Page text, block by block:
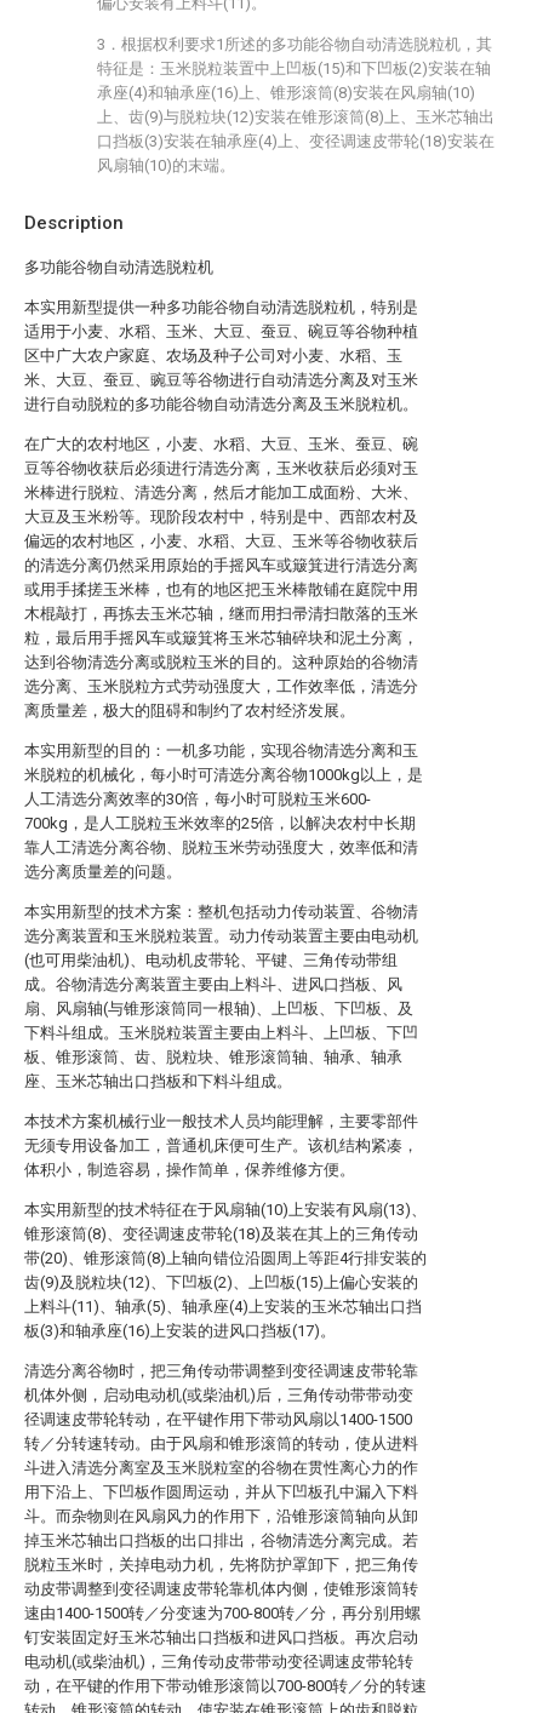
Description
多功能谷物自动清选脱粒机
本实用新型提供一种多功能谷物自动清选脱粒机，特别是
适用于小麦、水稻、玉米、大豆、蚕豆、碗豆等谷物种植
区中广大农户家庭、农场及种子公司对小麦、水稻、玉
米、大豆、蚕豆、豌豆等谷物进行自动清选分离及对玉米
进行自动脱粒的多功能谷物自动清选分离及玉米脱粒机。
在广大的农村地区，小麦、水稻、大豆、玉米、蚕豆、碗
豆等谷物收获后必须进行清选分离，玉米收获后必须对玉
米棒进行脱粒、清选分离，然后才能加工成面粉、大米、
大豆及玉米粉等。现阶段农村中，特别是中、西部农村及
偏远的农村地区，小麦、水稻、大豆、玉米等谷物收获后
的清选分离仍然采用原始的手摇风车或簸箕进行清选分离
或用手揉搓玉米棒，也有的地区把玉米棒散铺在庭院中用
木棍敲打，再拣去玉米芯轴，继而用扫帚清扫散落的玉米
粒，最后用手摇风车或簸箕将玉米芯轴碎块和泥土分离，
达到谷物清选分离或脱粒玉米的目的。这种原始的谷物清
选分离、玉米脱粒方式劳动强度大，工作效率低，清选分
离质量差，极大的阻碍和制约了农村经济发展。
本实用新型的目的：一机多功能，实现谷物清选分离和玉
米脱粒的机械化，每小时可清选分离谷物1000kg以上，是
人工清选分离效率的30倍，每小时可脱粒玉米600-
700kg，是人工脱粒玉米效率的25倍，以解决农村中长期
靠人工清选分离谷物、脱粒玉米劳动强度大，效率低和清
选分离质量差的问题。
本实用新型的技术方案：整机包括动力传动装置、谷物清
选分离装置和玉米脱粒装置。动力传动装置主要由电动机
(也可用柴油机)、电动机皮带轮、平键、三角传动带组
成。谷物清选分离装置主要由上料斗、进风口挡板、风
扇、风扇轴(与锥形滚筒同一根轴)、上凹板、下凹板、及
下料斗组成。玉米脱粒装置主要由上料斗、上凹板、下凹
板、锥形滚筒、齿、脱粒块、锥形滚筒轴、轴承、轴承
座、玉米芯轴出口挡板和下料斗组成。
本技术方案机械行业一般技术人员均能理解，主要零部件
无须专用设备加工，普通机床便可生产。该机结构紧凑，
体积小，制造容易，操作简单，保养维修方便。
本实用新型的技术特征在于风扇轴(10)上安装有风扇(13)、
锥形滚筒(8)、变径调速皮带轮(18)及装在其上的三角传动
带(20)、锥形滚筒(8)上轴向错位沿圆周上等距4行排安装的
齿(9)及脱粒块(12)、下凹板(2)、上凹板(15)上偏心安装的
上料斗(11)、轴承(5)、轴承座(4)上安装的玉米芯轴出口挡
板(3)和轴承座(16)上安装的进风口挡板(17)。
清选分离谷物时，把三角传动带调整到变径调速皮带轮靠
机体外侧，启动电动机(或柴油机)后，三角传动带带动变
径调速皮带轮转动，在平键作用下带动风扇以1400-1500
转／分转速转动。由于风扇和锥形滚筒的转动，使从进料
斗进入清选分离室及玉米脱粒室的谷物在贯性离心力的作
用下沿上、下凹板作圆周运动，并从下凹板孔中漏入下料
斗。而杂物则在风扇风力的作用下，沿锥形滚筒轴向从卸
掉玉米芯轴出口挡板的出口排出，谷物清选分离完成。若
脱粒玉米时，关掉电动力机，先将防护罩卸下，把三角传
动皮带调整到变径调速皮带轮靠机体内侧，使锥形滚筒转
速由1400-1500转／分变速为700-800转／分，再分别用螺
钉安装固定好玉米芯轴出口挡板和进风口挡板。再次启动
电动机(或柴油机)，三角传动皮带带动变径调速皮带轮转
动，在平键的作用下带动锥形滚筒以700-800转／分的转速
3．根据权利要求1所述的多功能谷物自动清选脱粒机，其
特征是：玉米脱粒装置中上凹板(15)和下凹板(2)安装在轴
承座(4)和轴承座(16)上、锥形滚筒(8)安装在风扇轴(10)
上、齿(9)与脱粒块(12)安装在锥形滚筒(8)上、玉米芯轴出
口挡板(3)安装在轴承座(4)上、变径调速皮带轮(18)安装在
风扇轴(10)的末端。